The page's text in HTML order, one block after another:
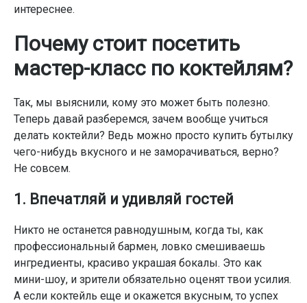
интереснее.
Почему стоит посетить
мастер-класс по коктейлям?
Так, мы выяснили, кому это может быть полезно.
Теперь давай разберемся, зачем вообще учиться
делать коктейли? Ведь можно просто купить бутылку
чего-нибудь вкусного и не заморачиваться, верно?
Не совсем.
1. Впечатляй и удивляй гостей
Никто не останется равнодушным, когда ты, как
профессиональный бармен, ловко смешиваешь
ингредиенты, красиво украшая бокалы. Это как
мини-шоу, и зрители обязательно оценят твои усилия.
А если коктейль еще и окажется вкусным, то успех